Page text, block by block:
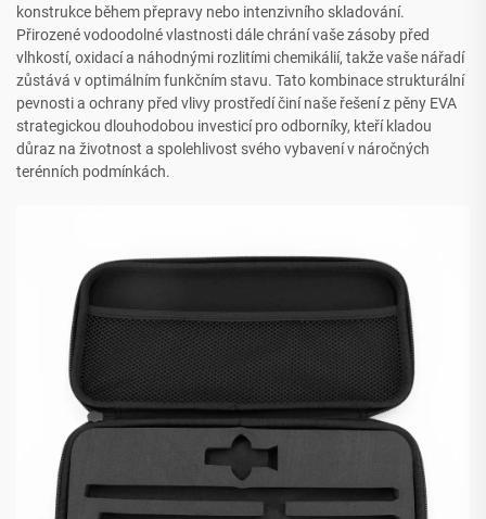
konstrukce během přepravy nebo intenzivního skladování.
Přirozené vodoodolné vlastnosti dále chrání vaše zásoby před
vlhkostí, oxidací a náhodnými rozlitími chemikálií, takže vaše nářadí
zůstává v optimálním funkčním stavu. Tato kombinace strukturální
pevnosti a ochrany před vlivy prostředí činí naše řešení z pěny EVA
strategickou dlouhodobou investicí pro odborníky, kteří kladou
důraz na životnost a spolehlivost svého vybavení v náročných
terénních podmínkách.